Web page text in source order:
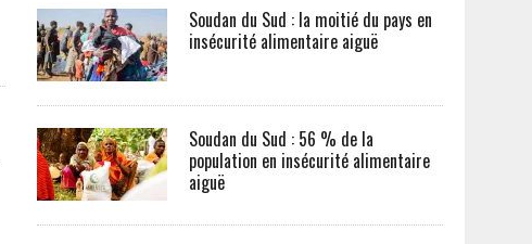
Soudan du Sud : la moitié du pays en
insécurité alimentaire aiguë
Soudan du Sud : 56 % de la
population en insécurité alimentaire
aiguë